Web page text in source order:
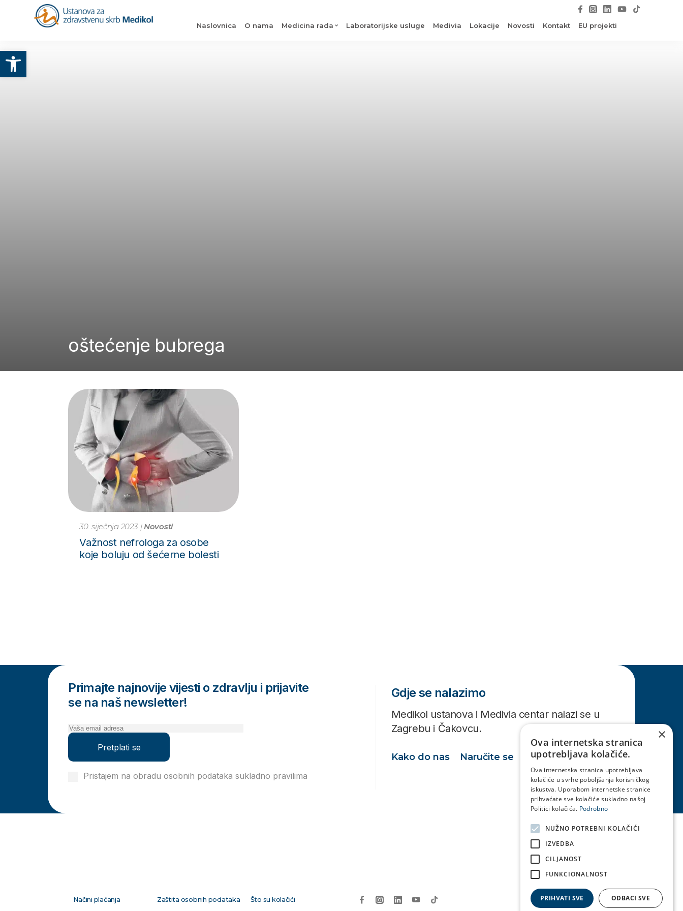
Otvori alatnu traku
Naslovnica O nama Medicina rada Laboratorijske usluge Medivia Lokacije Novosti Kontakt EU projekti
oštećenje bubrega
30. siječnja 2023. | Novosti
Važnost nefrologa za osobe
koje boluju od šećerne bolesti
Primajte najnovije vijesti o zdravlju i prijavite
se na naš newsletter!
Pretplati se
Pristajem na obradu osobnih podataka sukladno pravilima
Gdje se nalazimo
Medikol ustanova i Medivia centar nalazi se u
Zagrebu i Čakovcu.
Kako do nas Naručite se
Načini plaćanja Zaštita osobnih podataka Što su kolačići
×
Ova internetska stranica
upotrebljava kolačiće.
Ova internetska stranica upotrebljava
kolačiće u svrhe poboljšanja korisničkog
iskustva. Uporabom internetske stranice
prihvaćate sve kolačiće sukladno našoj
Politici kolačića. Podrobno
NUŽNO POTREBNI KOLAČIĆI
IZVEDBA
CILJANOST
FUNKCIONALNOST
PRIHVATI SVE ODBACI SVE